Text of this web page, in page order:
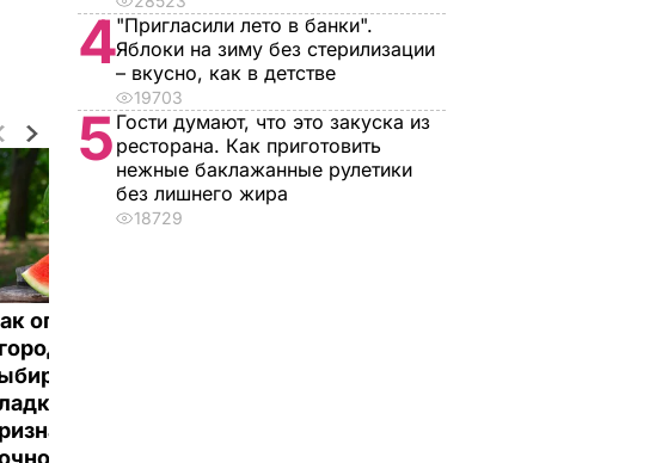
опытные
самый
арбуз. Семь
спелой и
ягоды
4"Пригласили лето в банки".
Яблоки на зиму без стерилизации
– вкусно, как в детстве
19703
5 Гости думают, что это закуска из
ресторана. Как приготовить
нежные баклажанные рулетики
без лишнего жира
18729